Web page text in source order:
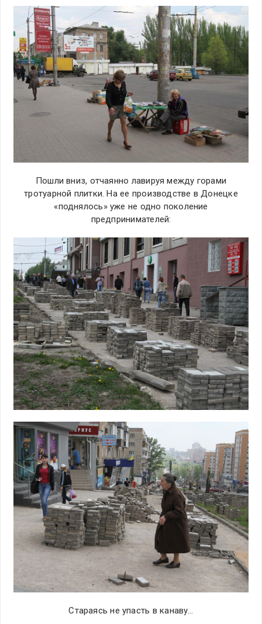
Пошли вниз, отчаянно лавируя между горами
тротуарной плитки. На ее производстве в Донецке
«поднялось» уже не одно поколение
предпринимателей:
Стараясь не упасть в канаву…